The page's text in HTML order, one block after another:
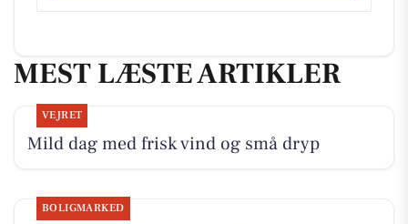
MEST LÆSTE ARTIKLER
VEJRET
Mild dag med frisk vind og små dryp
BOLIGMARKED